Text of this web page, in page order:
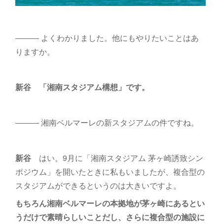
――― よくわかりました。他にもやりたいことはあ
りますか。
新谷 「湘南スタジアム構想」です。
――― 湘南ベルマーレの新スタジアムの件ですね。
新谷はい。9月に「湘南スタジアム 茅ヶ崎誘致シン
ポジウム」を開いたときに私もいましたが、複合型の
スタジアムができるというのは大きいですよ。
もちろん湘南ベルマーレの本拠地が茅ヶ崎にあるとい
うだけで素晴らしいことだし、さらに複合型の施設に